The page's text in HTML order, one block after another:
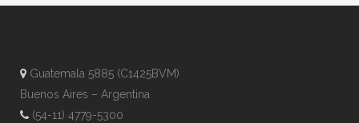
Guatemala 5885 (C1425BVM)
Buenos Aires – Argentina
(54-11) 4779-5300